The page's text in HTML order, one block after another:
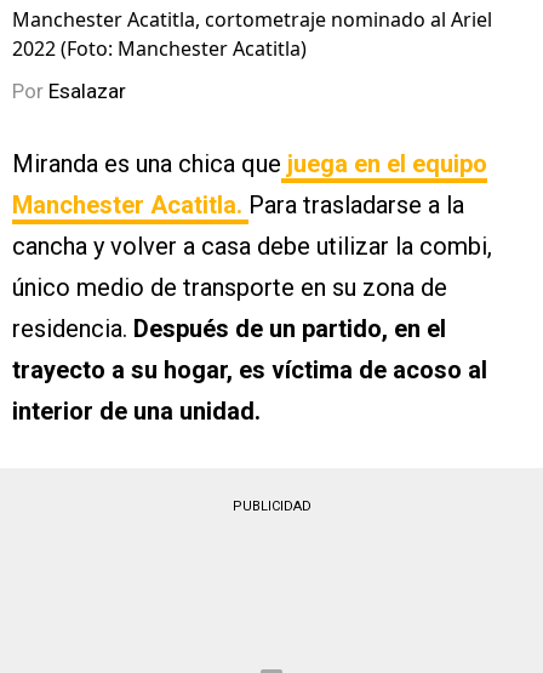
Manchester Acatitla, cortometraje nominado al Ariel
2022 (Foto: Manchester Acatitla)
Por Esalazar
Miranda es una chica que juega en el equipo
Manchester Acatitla. Para trasladarse a la
cancha y volver a casa debe utilizar la combi,
único medio de transporte en su zona de
residencia. Después de un partido, en el
trayecto a su hogar, es víctima de acoso al
interior de una unidad.
PUBLICIDAD